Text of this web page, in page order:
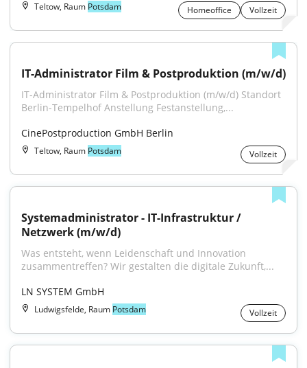
Teltow, Raum Potsdam Homeoffice Vollzeit
IT-Administrator Film & Postproduktion (m/w/d)
IT-Administrator Film & Postproduktion (m/w/d) Standort
Berlin-Tempelhof Anstellung Festanstellung,...
CinePostproduction GmbH Berlin
Teltow, Raum Potsdam Vollzeit
Systemadministrator - IT-Infrastruktur /
Netzwerk (m/w/d)
Was entsteht, wenn Leidenschaft und Innovation
zusammentreffen? Wir gestalten die digitale Zukunft,...
LN SYSTEM GmbH
Ludwigsfelde, Raum Potsdam Vollzeit